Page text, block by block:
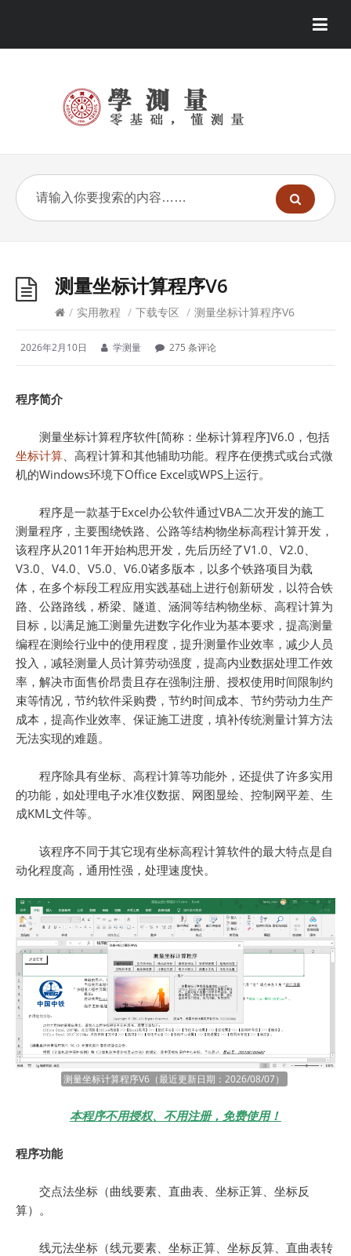
测量坐标计算程序V6
/ 实用教程 / 下载专区 / 测量坐标计算程序V6
2026年2月10日 学测量 275 条评论
程序简介
测量坐标计算程序软件[简称：坐标计算程序]V6.0，包括
坐标计算、高程计算和其他辅助功能。程序在便携式或台式微
机的Windows环境下Office Excel或WPS上运行。
程序是一款基于Excel办公软件通过VBA二次开发的施工
测量程序，主要围绕铁路、公路等结构物坐标高程计算开发，
该程序从2011年开始构思开发，先后历经了V1.0、V2.0、
V3.0、V4.0、V5.0、V6.0诸多版本，以多个铁路项目为载
体，在多个标段工程应用实践基础上进行创新研发，以符合铁
路、公路路线，桥梁、隧道、涵洞等结构物坐标、高程计算为
目标，以满足施工测量先进数字化作业为基本要求，提高测量
编程在测绘行业中的使用程度，提升测量作业效率，减少人员
投入，减轻测量人员计算劳动强度，提高内业数据处理工作效
率，解决市面售价昂贵且存在强制注册、授权使用时间限制约
束等情况，节约软件采购费，节约时间成本、节约劳动力生产
成本，提高作业效率、保证施工进度，填补传统测量计算方法
无法实现的难题。
程序除具有坐标、高程计算等功能外，还提供了许多实用
的功能，如处理电子水准仪数据、网图显绘、控制网平差、生
成KML文件等。
该程序不同于其它现有坐标高程计算软件的最大特点是自
动化程度高，通用性强，处理速度快。
测量坐标计算程序V6（最近更新日期：2026/08/07）
本程序不用授权、不用注册，免费使用！
程序功能
交点法坐标（曲线要素、直曲表、坐标正算、坐标反
算）。
线元法坐标（线元要素、坐标正算、坐标反算、直曲表转